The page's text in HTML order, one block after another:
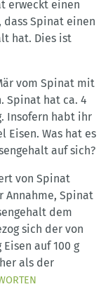
erweckt einen
dass Spinat einen
hat. Dies ist
vom Spinat mit
Spinat hat ca. 4
Insofern habt ihr
Was hat es
auf sich?
von Spinat
Annahme, Spinat
dem
sich der von
auf 100 g
als der